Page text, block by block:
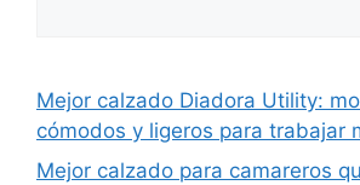
Mejor calzado Diadora Utility:
cómodos y ligeros para trabajar
Mejor calzado para camareros